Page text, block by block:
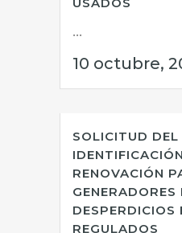
...
10 octubre,
SOLICITUD DEL
RENOVACIÓN
GENERADORES
DESPERDICIOS
REGULADOS